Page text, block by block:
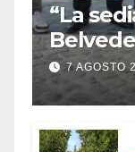
“La
7 AGOSTO